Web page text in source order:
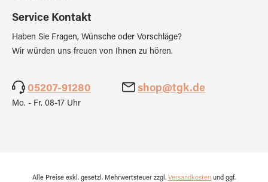
Service Kontakt
Haben Sie Fragen, Wünsche oder Vorschläge?
Wir würden uns freuen von Ihnen zu hören.
05207-91280 shop@tgk.de
Mo. - Fr. 08-17 Uhr
Alle Preise exkl. gesetzl. Mehrwertsteuer zzgl. Versandkosten und ggf.